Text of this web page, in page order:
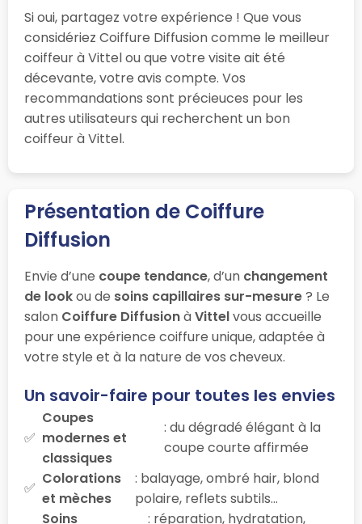
Si oui, partagez votre expérience ! Que vous
considériez Coiffure Diffusion comme le meilleur
coiffeur à Vittel ou que votre visite ait été
décevante, votre avis compte. Vos
recommandations sont précieuces pour les
autres utilisateurs qui recherchent un bon
coiffeur à Vittel.
Présentation de Coiffure
Diffusion
Envie d’une coupe tendance, d’un changement
de lookou de soins capillaires sur-mesure? Le
salon Coiffure DiffusionàVittelvous accueille
pour une expérience coiffure unique, adaptée à
votre style et à la nature de vos cheveux.
Un savoir-faire pour toutes les envies
Coupes
modernes et
classiques
: du dégradé élégant à la
coupe courte affirmée
Colorations
et mèches
: balayage, ombré hair, blond
polaire, reflets subtils…
Soins
: réparation, hydratation,